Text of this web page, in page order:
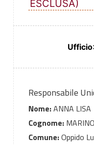
ESCLUSA)
Ufficio
Responsabile
Nome:ANNA LISA
Cognome:MARINO
Comune:Oppido